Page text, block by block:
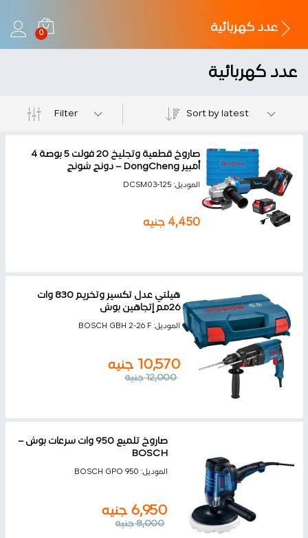
عدد كهربائية 0
عدد كهربائية
Filter Sort by latest
صاروخ قطعية وتجليخ 20 فولت 5 بوصة 4
أمبير DongCheng – دونج شونج
الموديل:DCSM03-125
4,450 جنيه
هيلتي عدل تكسير وتخريم 830 وات
26مم إتجاهين بوش
الموديل: BOSCH GBH 2-26 F
10,570 جنيه
12,000 جنيه
صاروخ تلميع 950 وات سرعات بوش –
BOSCH
الموديل: BOSCH GPO 950
6,950 جنيه
8,000 جنيه